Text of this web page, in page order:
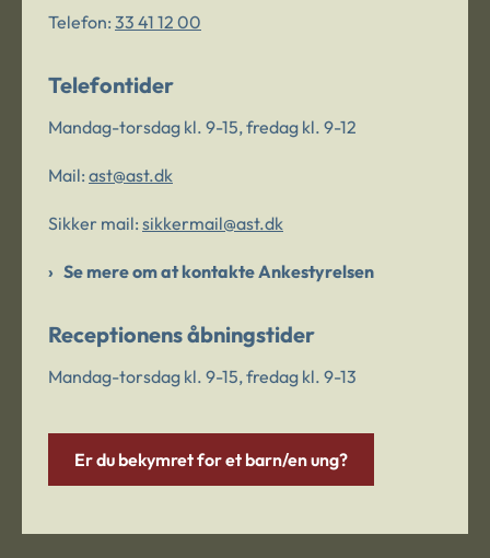
Telefon: 33 41 12 00
Telefontider
Mandag-torsdag kl. 9-15, fredag kl. 9-12
Mail: ast@ast.dk
Sikker mail: sikkermail@ast.dk
Se mere om at kontakte Ankestyrelsen
Receptionens åbningstider
Mandag-torsdag kl. 9-15, fredag kl. 9-13
Er du bekymret for et barn/en ung?